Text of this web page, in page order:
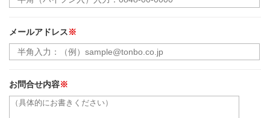
メールアドレス ※
お問合せ内容※